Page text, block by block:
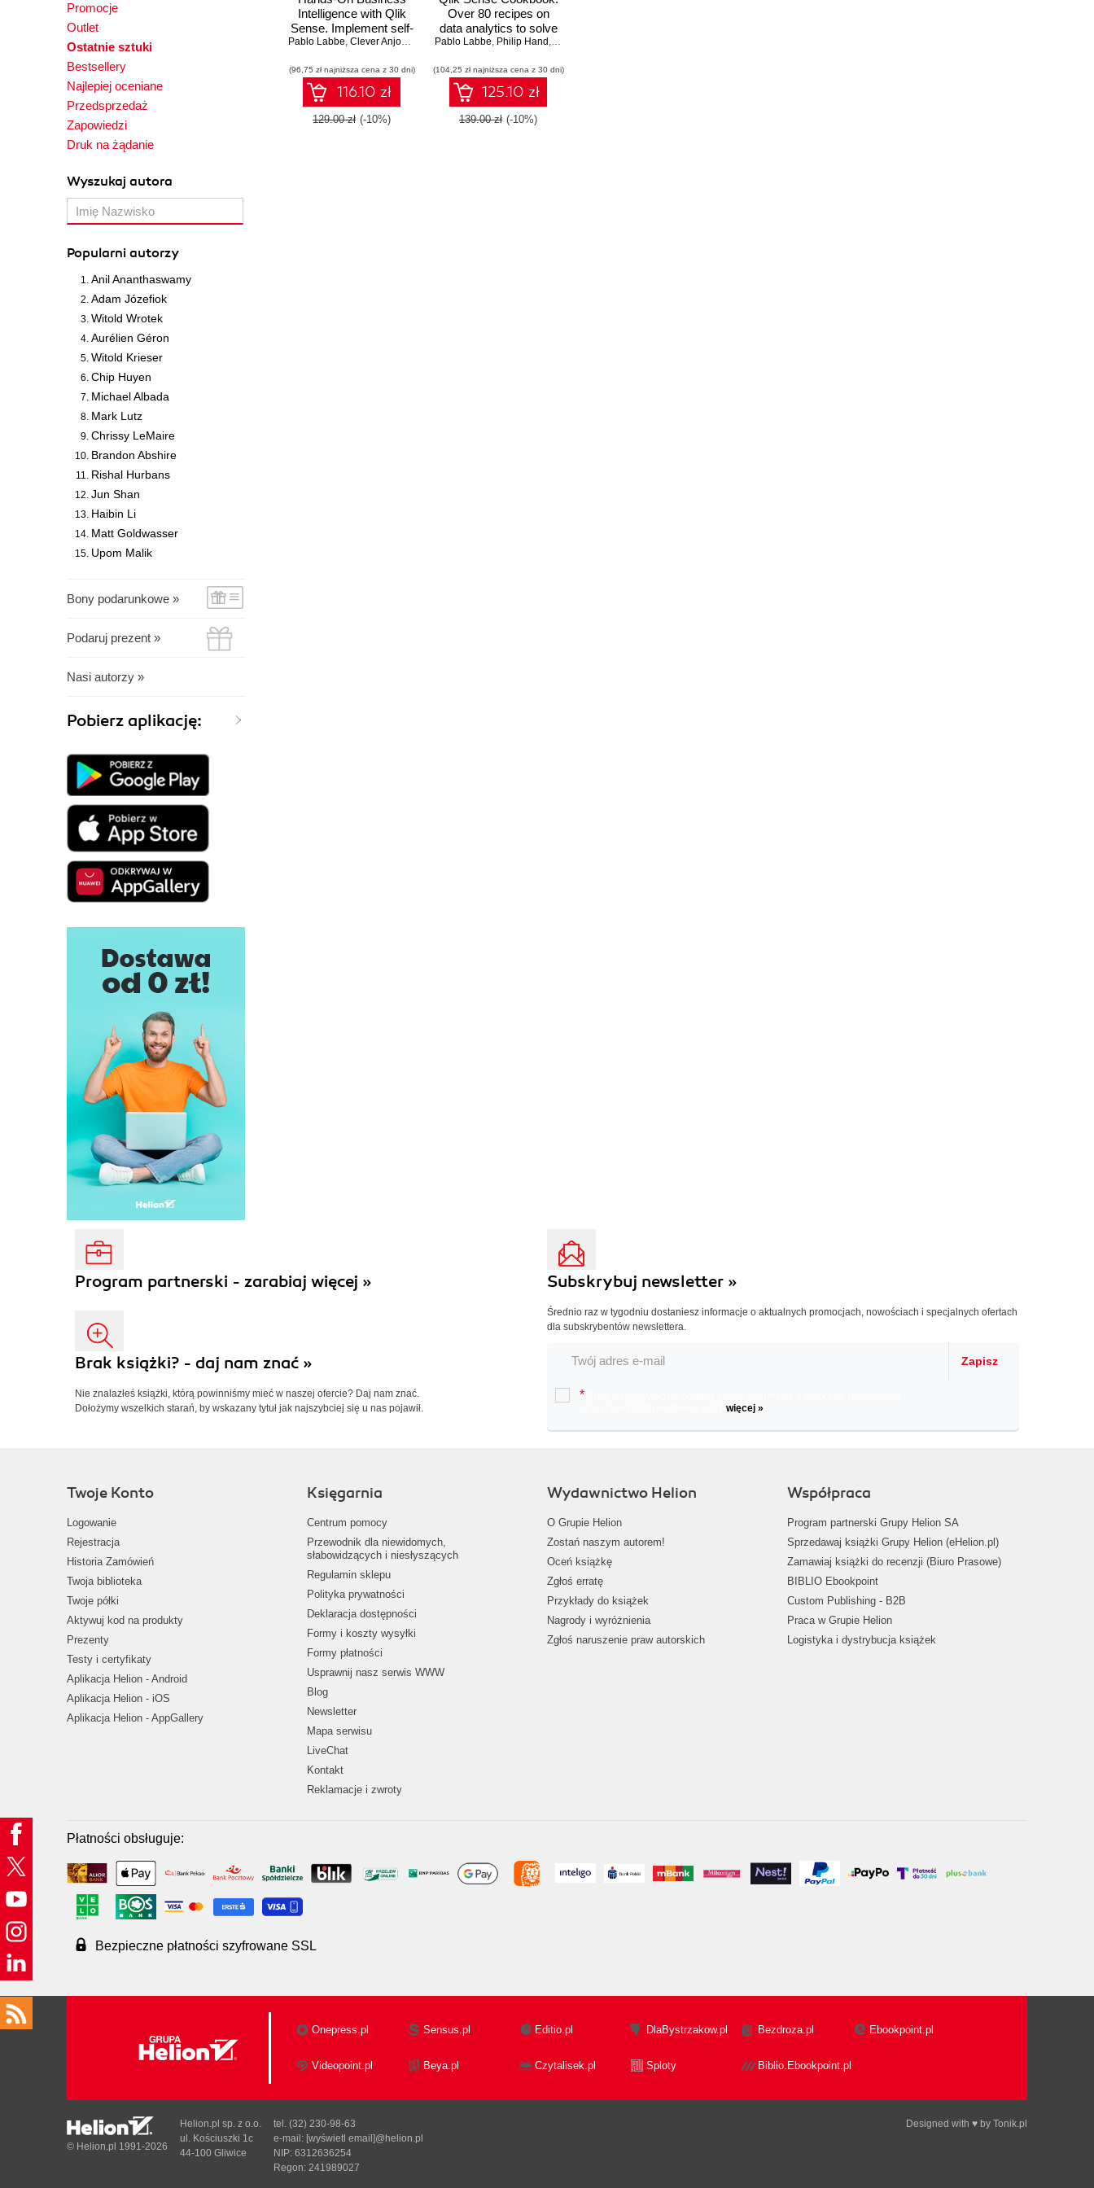
Promocje
Outlet
Ostatnie sztuki
Bestsellery
Najlepiej oceniane
Przedsprzedaż
Zapowiedzi
Druk na żądanie
Wyszukaj autora
Popularni autorzy
Anil Ananthaswamy
Adam Józefiok
Witold Wrotek
Aurélien Géron
Witold Krieser
Chip Huyen
Michael Albada
Mark Lutz
Chrissy LeMaire
Brandon Abshire
Rishal Hurbans
Jun Shan
Haibin Li
Matt Goldwasser
Upom Malik
Bony podarunkowe »
Podaruj prezent »
Nasi autorzy »
Pobierz aplikację:
Intelligence with Qlik
Sense. Implement self-
service data analytics
guidance from Qlik
Sense experts
Pablo Labbe, Clever Anjos , Kaushik Solanki,Jerry DiMaso
(96,75 zł najniższa cena z 30 dni)
116.10 zł
129.00 zł (-10%)
Over 80 recipes on
data analytics to solve
business intelligence
Edition
Pablo Labbe, Philip Hand , Neeraj Kharpate
(104,25 zł najniższa cena z 30 dni)
125.10 zł
139.00 zł (-10%)
Program partnerski - zarabiaj więcej »
Brak książki? - daj nam znać »
Nie znalazłeś książki, którą powinniśmy mieć w naszej ofercie? Daj nam znać.
Dołożymy wszelkich starań, by wskazany tytuł jak najszybciej się u nas pojawił.
Subskrybuj newsletter »
Średnio raz w tygodniu dostaniesz informacje o aktualnych promocjach, nowościach i specjalnych ofertach
dla subskrybentów newslettera.
Zapisz
*
więcej »
Twoje Konto
Logowanie
Rejestracja
Historia Zamówień
Twoja biblioteka
Twoje półki
Aktywuj kod na produkty
Prezenty
Testy i certyfikaty
Aplikacja Helion - Android
Aplikacja Helion - iOS
Aplikacja Helion - AppGallery
Księgarnia
Centrum pomocy
Przewodnik dla niewidomych,
słabowidzących i niesłyszących
Regulamin sklepu
Polityka prywatności
Deklaracja dostępności
Formy i koszty wysyłki
Formy płatności
Usprawnij nasz serwis WWW
Blog
Newsletter
Mapa serwisu
LiveChat
Kontakt
Reklamacje i zwroty
Wydawnictwo Helion
O Grupie Helion
Zostań naszym autorem!
Oceń książkę
Zgłoś erratę
Przykłady do książek
Nagrody i wyróżnienia
Zgłoś naruszenie praw autorskich
Współpraca
Program partnerski Grupy Helion SA
Sprzedawaj książki Grupy Helion (eHelion.pl)
Zamawiaj książki do recenzji (Biuro Prasowe)
BIBLIO Ebookpoint
Custom Publishing - B2B
Praca w Grupie Helion
Logistyka i dystrybucja książek
Płatności obsługuje:
Bezpieczne płatności szyfrowane SSL
Onepress.pl Sensus.pl Editio.pl DlaBystrzakow.pl Bezdroza.pl Ebookpoint.pl
Videopoint.pl Beya.pl Czytalisek.pl Sploty Biblio.Ebookpoint.pl
Designed with ♥ by Tonik.pl
© Helion.pl 1991-2026
Helion.pl sp. z o.o.
ul. Kościuszki 1c
44-100 Gliwice
tel. (32) 230-98-63
e-mail: [wyświetl email]@helion.pl
NIP: 6312636254
Regon: 241989027